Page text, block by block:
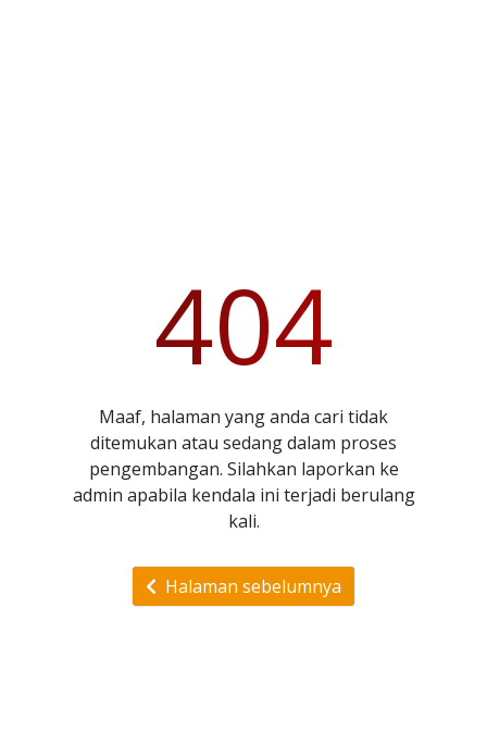
404
Maaf, halaman yang anda cari tidak
ditemukan atau sedang dalam proses
pengembangan. Silahkan laporkan ke
admin apabila kendala ini terjadi berulang
kali.
Halaman sebelumnya